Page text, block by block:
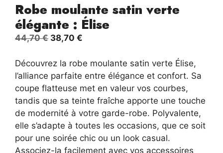
Robe moulante satin verte
élégante : Élise
44,70€ Le
initial
était :
44,70 €.
38,70 €
actuel
est :
38,70 €.
Découvrez la robe moulante satin verte Élise,
l’alliance parfaite entre élégance et confort. Sa
coupe flatteuse met en valeur vos courbes,
tandis que sa teinte fraîche apporte une touche
de modernité à votre garde-robe. Polyvalente,
elle s’adapte à toutes les occasions, que ce soit
pour une soirée chic ou un look casual.
Associez-la facilement avec vos accessoires